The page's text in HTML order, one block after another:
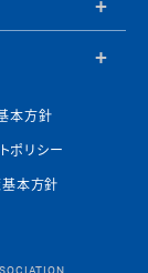
本方針
ポリシー
基本方針